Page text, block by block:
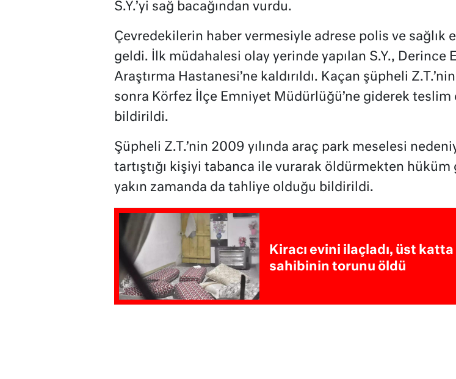
S.Y.’yi sağ bacağından vurdu.
Çevredekilerin haber vermesiyle adrese polis ve sağlık
geldi. İlk müdahalesi olay yerinde yapılan S.Y., Derince
Araştırma Hastanesi’ne kaldırıldı. Kaçan şüpheli
sonra Körfez İlçe Emniyet Müdürlüğü’ne giderek teslim
bildirildi.
Şüpheli Z.T.’nin 2009 yılında araç park meselesi
tartıştığı kişiyi tabanca ile vurarak öldürmekten hüküm
yakın zamanda da tahliye olduğu bildirildi.
Kiracı evini ilaçladı, üst katta
sahibinin torunu öldü